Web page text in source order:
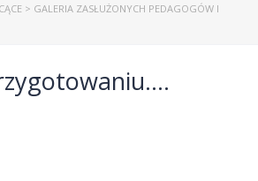
> GALERIA ZASŁUŻONYCH PEDAGOGÓW I